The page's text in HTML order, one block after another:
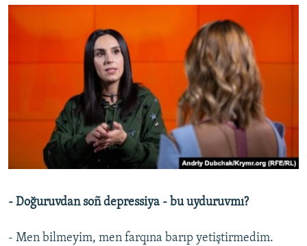
- Doğuruvdan soñ depressiya - bu uyduruvmı?
- Men bilmeyim, men farqına barıp yetiştirmedim.